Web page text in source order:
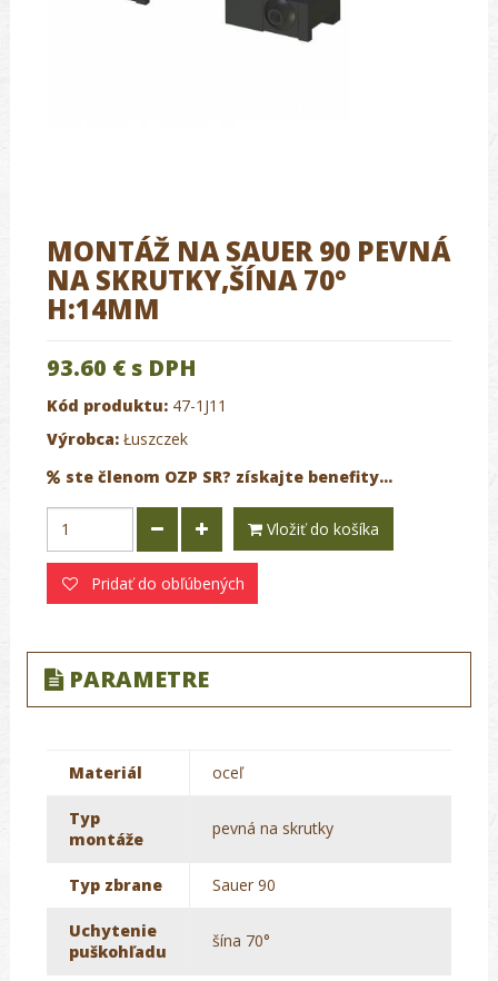
MONTÁŽ NA SAUER 90 PEVNÁ
NA SKRUTKY,ŠÍNA 70°
H:14MM
93.60 € s DPH
Kód produktu: 47-1J11
Výrobca: Łuszczek
ste členom OZP SR? získajte benefity...
Vložiť do košíka
Pridať do obľúbených
PARAMETRE
Materiál oceľ
Typ
montáže
pevná na skrutky
Typ zbrane Sauer 90
Uchytenie
puškohľadu
šína 70°